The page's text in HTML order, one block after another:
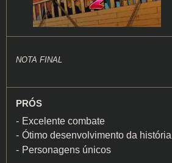
NOTA FINAL
PRÓS
Excelente combate
Ótimo desenvolvimento da história
Personagens únicos